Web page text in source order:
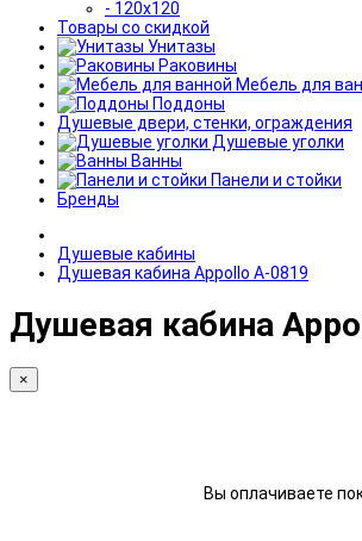
- 120x120
Товары со скидкой
Унитазы
Раковины
Мебель для
Поддоны
Душевые двери, стенки, ограждения
Душевые уголки
Ванны
Панели и стойки
Бренды
Душевые кабины
Душевая кабина Appollo A-0819
Душевая кабина
×
Вы оплачиваете